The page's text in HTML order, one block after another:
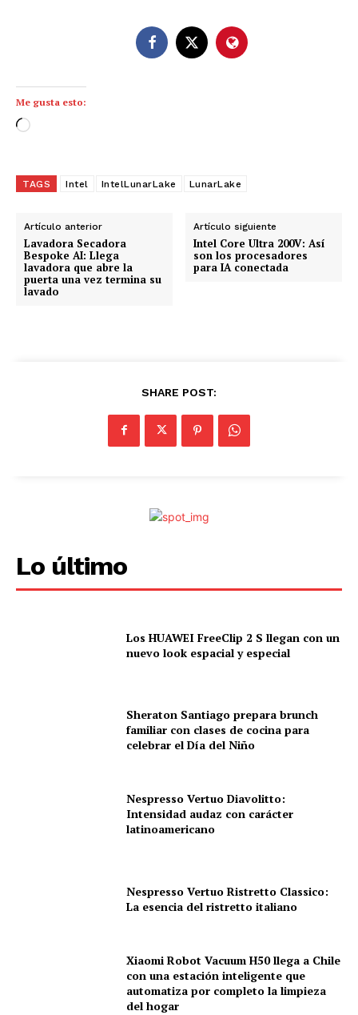
Me gusta esto:
C
g
n
d
o
.
.
TAGS Intel IntelLunarLake LunarLake
Artículo anterior
Lavadora Secadora
Bespoke AI: Llega
lavadora que abre la
puerta una vez termina su
lavado
Artículo siguiente
Intel Core Ultra 200V: Así
son los procesadores
para IA conectada
SHARE POST:
Lo último
Los HUAWEI FreeClip 2 S llegan con un
nuevo look espacial y especial
Sheraton Santiago prepara brunch
familiar con clases de cocina para
celebrar el Día del Niño
Nespresso Vertuo Diavolitto:
Intensidad audaz con carácter
latinoamericano
Nespresso Vertuo Ristretto Classico:
La esencia del ristretto italiano
Xiaomi Robot Vacuum H50 llega a Chile
con una estación inteligente que
automatiza por completo la limpieza
del hogar